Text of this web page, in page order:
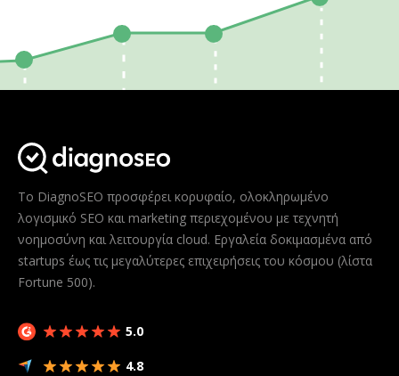
Το DiagnoSEO προσφέρει κορυφαίο, ολοκληρωμένο
λογισμικό SEO και marketing περιεχομένου με τεχνητή
νοημοσύνη και λειτουργία cloud. Εργαλεία δοκιμασμένα από
startups έως τις μεγαλύτερες επιχειρήσεις του κόσμου (λίστα
Fortune 500).
5.0
4.8